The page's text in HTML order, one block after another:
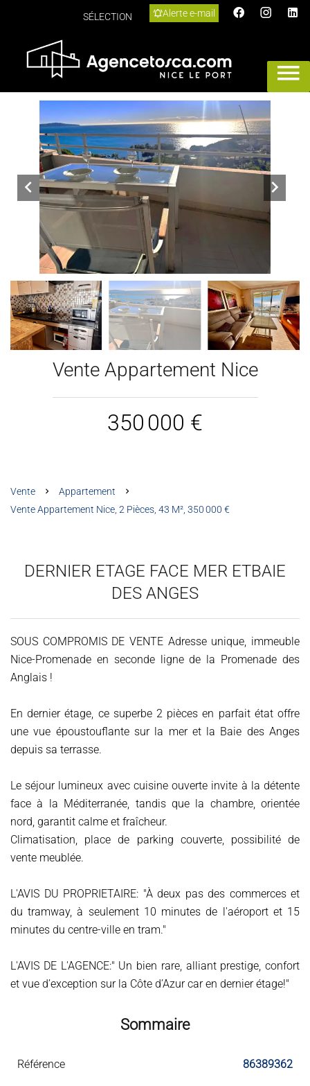
SÉLECTION Alerte e-mail
Vente Appartement Nice
350 000 €
Vente
Appartement
Vente Appartement Nice, 2 Pièces, 43 M², 350 000 €
DERNIER ETAGE FACE MER ETBAIE
DES ANGES
SOUS COMPROMIS DE VENTE Adresse unique, immeuble
Nice-Promenade en seconde ligne de la Promenade des
Anglais !
En dernier étage, ce superbe 2 pièces en parfait état offre
une vue époustouflante sur la mer et la Baie des Anges
depuis sa terrasse.
Le séjour lumineux avec cuisine ouverte invite à la détente
face à la Méditerranée, tandis que la chambre, orientée
nord, garantit calme et fraîcheur.
Climatisation, place de parking couverte, possibilité de
vente meublée.
L'AVIS DU PROPRIETAIRE: "À deux pas des commerces et
du tramway, à seulement 10 minutes de l'aéroport et 15
minutes du centre-ville en tram."
L'AVIS DE L'AGENCE:" Un bien rare, alliant prestige, confort
et vue d’exception sur la Côte d’Azur car en dernier étage!"
Sommaire
Référence 86389362